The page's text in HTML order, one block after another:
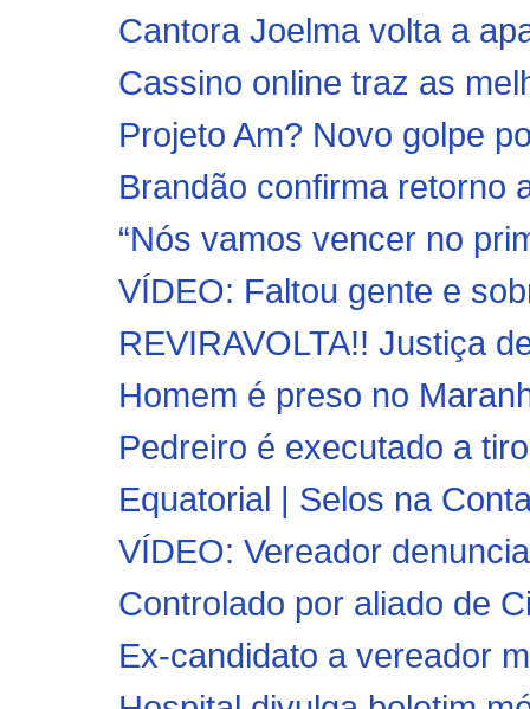
Cantora Joelma volta a
Cassino online traz as
Projeto Am? Novo golpe
Brandão confirma retorno
“Nós vamos vencer no
VÍDEO: Faltou gente e
REVIRAVOLTA!! Justiça
Homem é preso no
Pedreiro é executado a
Equatorial | Selos na
VÍDEO: Vereador
Controlado por aliado de
Ex-candidato a vereador